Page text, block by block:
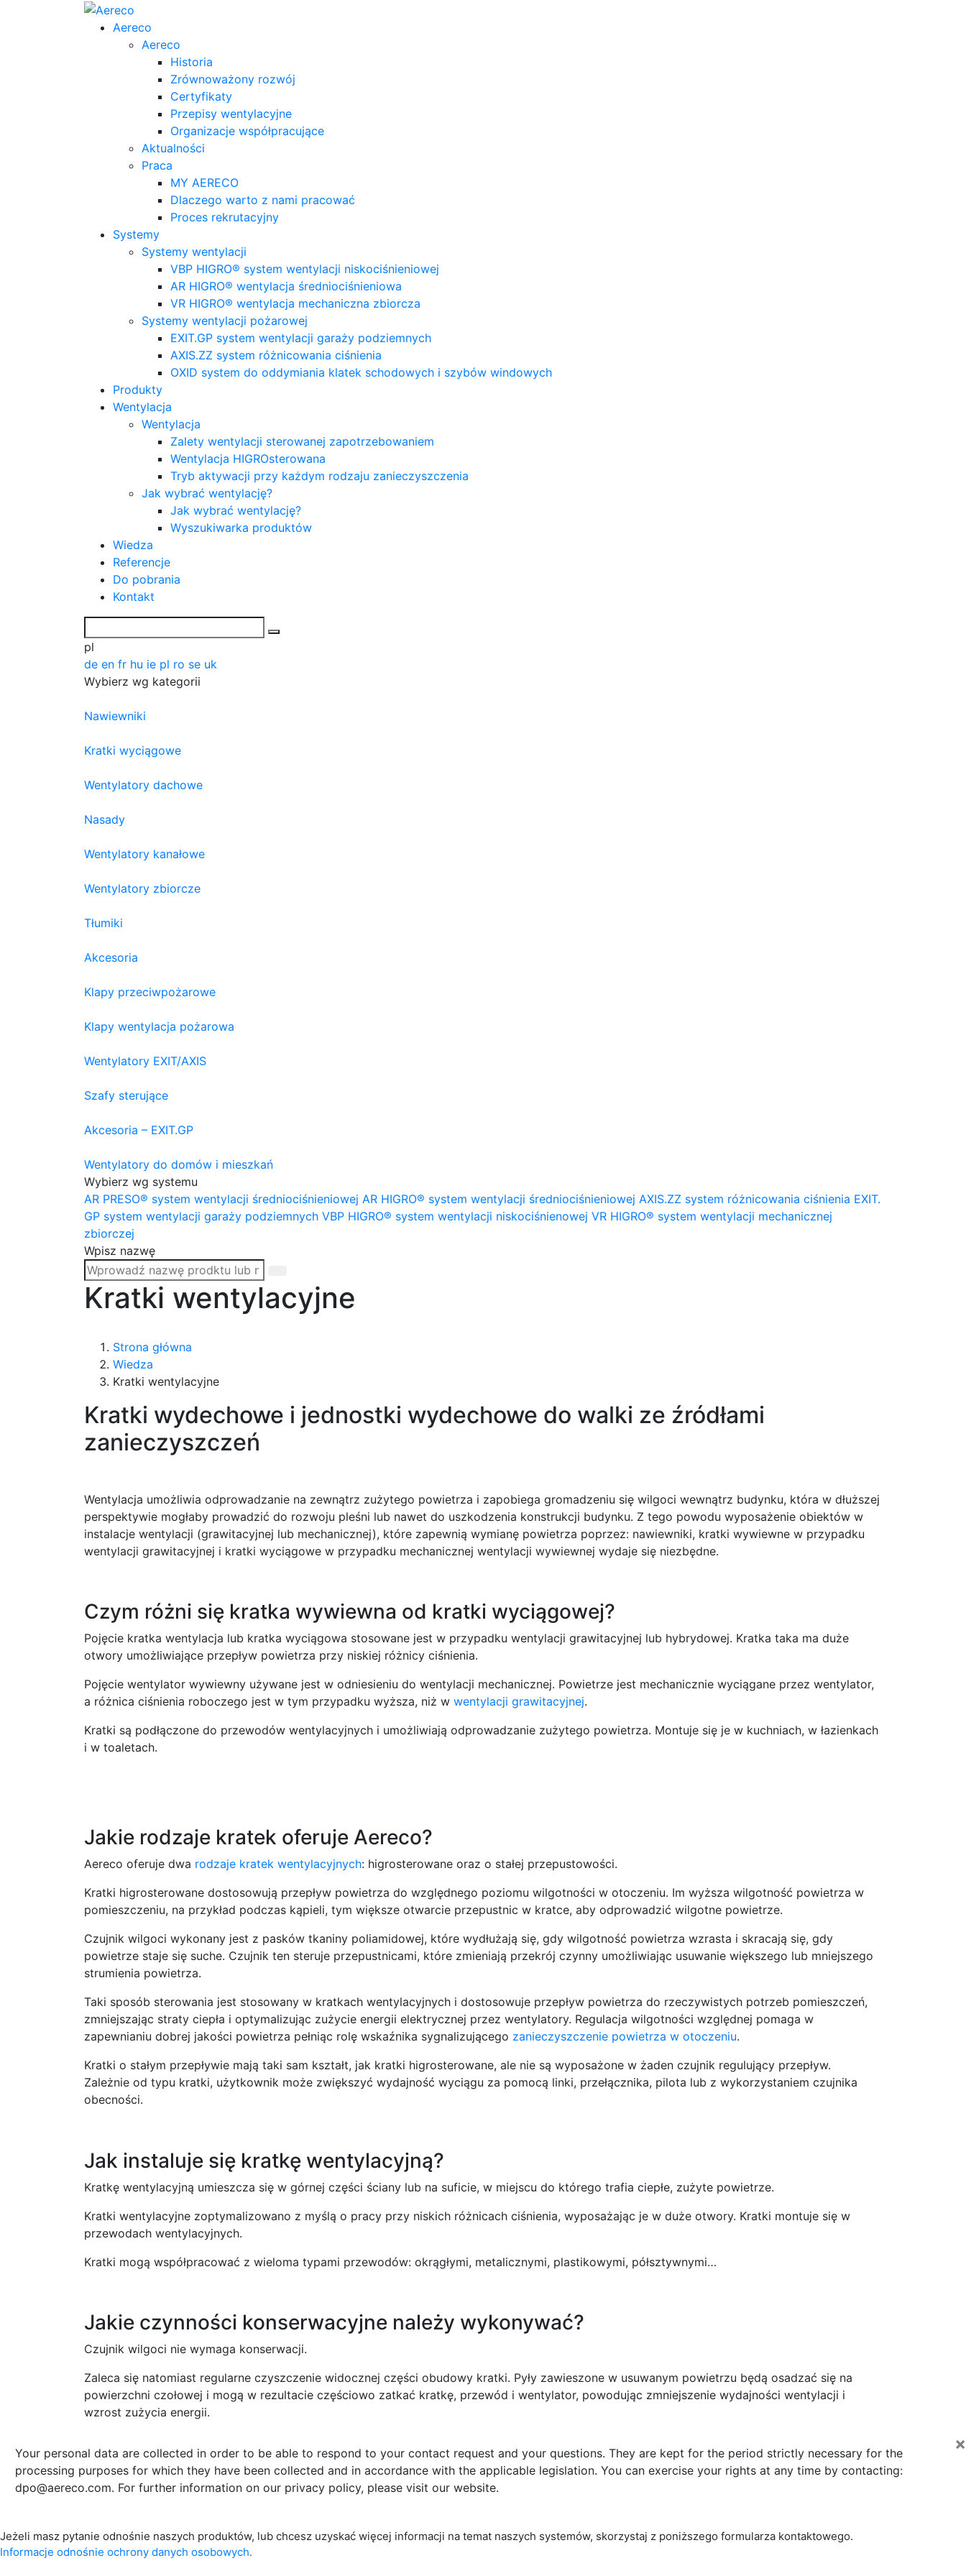
Aereco
Aereco
Historia
Zrównoważony rozwój
Certyfikaty
Przepisy wentylacyjne
Organizacje współpracujące
Aktualności
Praca
MY AERECO
Dlaczego warto z nami pracować
Proces rekrutacyjny
Systemy
Systemy wentylacji
VBP HIGRO® system wentylacji niskociśnieniowej
AR HIGRO® wentylacja średniociśnieniowa
VR HIGRO® wentylacja mechaniczna zbiorcza
Systemy wentylacji pożarowej
EXIT.GP system wentylacji garaży podziemnych
AXIS.ZZ system różnicowania ciśnienia
OXID system do oddymiania klatek schodowych i szybów windowych
Produkty
Wentylacja
Wentylacja
Zalety wentylacji sterowanej zapotrzebowaniem
Wentylacja HIGROsterowana
Tryb aktywacji przy każdym rodzaju zanieczyszczenia
Jak wybrać wentylację?
Jak wybrać wentylację?
Wyszukiwarka produktów
Wiedza
Referencje
Do pobrania
Kontakt
pl
de en fr hu ie pl ro se uk
Wybierz wg kategorii
Nawiewniki
Kratki wyciągowe
Wentylatory dachowe
Nasady
Wentylatory kanałowe
Wentylatory zbiorcze
Tłumiki
Akcesoria
Klapy przeciwpożarowe
Klapy wentylacja pożarowa
Wentylatory EXIT/AXIS
Szafy sterujące
Akcesoria – EXIT.GP
Wentylatory do domów i mieszkań
Wybierz wg systemu
AR PRESO® system wentylacji średniociśnieniowej AR HIGRO® system wentylacji średniociśnieniowej AXIS.ZZ system różnicowania ciśnienia EXIT.
GP system wentylacji garaży podziemnych VBP HIGRO® system wentylacji niskociśnienowej VR HIGRO® system wentylacji mechanicznej
zbiorczej
Wpisz nazwę
Kratki wentylacyjne
Strona główna
Wiedza
Kratki wentylacyjne
Kratki wydechowe i jednostki wydechowe do walki ze źródłami
zanieczyszczeń
Wentylacja umożliwia odprowadzanie na zewnątrz zużytego powietrza i zapobiega gromadzeniu się wilgoci wewnątrz budynku, która w dłuższej
perspektywie mogłaby prowadzić do rozwoju pleśni lub nawet do uszkodzenia konstrukcji budynku. Z tego powodu wyposażenie obiektów w
instalacje wentylacji (grawitacyjnej lub mechanicznej), które zapewnią wymianę powietrza poprzez: nawiewniki, kratki wywiewne w przypadku
wentylacji grawitacyjnej i kratki wyciągowe w przypadku mechanicznej wentylacji wywiewnej wydaje się niezbędne.
Czym różni się kratka wywiewna od kratki wyciągowej?
Pojęcie kratka wentylacja lub kratka wyciągowa stosowane jest w przypadku wentylacji grawitacyjnej lub hybrydowej. Kratka taka ma duże
otwory umożliwiające przepływ powietrza przy niskiej różnicy ciśnienia.
Pojęcie wentylator wywiewny używane jest w odniesieniu do wentylacji mechanicznej. Powietrze jest mechanicznie wyciągane przez wentylator,
a różnica ciśnienia roboczego jest w tym przypadku wyższa, niż w wentylacji grawitacyjnej.
Kratki są podłączone do przewodów wentylacyjnych i umożliwiają odprowadzanie zużytego powietrza. Montuje się je w kuchniach, w łazienkach
i w toaletach.
Jakie rodzaje kratek oferuje Aereco?
Aereco oferuje dwa rodzaje kratek wentylacyjnych: higrosterowane oraz o stałej przepustowości.
Kratki higrosterowane dostosowują przepływ powietrza do względnego poziomu wilgotności w otoczeniu. Im wyższa wilgotność powietrza w
pomieszczeniu, na przykład podczas kąpieli, tym większe otwarcie przepustnic w kratce, aby odprowadzić wilgotne powietrze.
Czujnik wilgoci wykonany jest z pasków tkaniny poliamidowej, które wydłużają się, gdy wilgotność powietrza wzrasta i skracają się, gdy
powietrze staje się suche. Czujnik ten steruje przepustnicami, które zmieniają przekrój czynny umożliwiając usuwanie większego lub mniejszego
strumienia powietrza.
Taki sposób sterowania jest stosowany w kratkach wentylacyjnych i dostosowuje przepływ powietrza do rzeczywistych potrzeb pomieszczeń,
zmniejszając straty ciepła i optymalizując zużycie energii elektrycznej przez wentylatory. Regulacja wilgotności względnej pomaga w
zapewnianiu dobrej jakości powietrza pełniąc rolę wskaźnika sygnalizującego zanieczyszczenie powietrza w otoczeniu.
Kratki o stałym przepływie mają taki sam kształt, jak kratki higrosterowane, ale nie są wyposażone w żaden czujnik regulujący przepływ.
Zależnie od typu kratki, użytkownik może zwiększyć wydajność wyciągu za pomocą linki, przełącznika, pilota lub z wykorzystaniem czujnika
obecności.
Jak instaluje się kratkę wentylacyjną?
Kratkę wentylacyjną umieszcza się w górnej części ściany lub na suficie, w miejscu do którego trafia ciepłe, zużyte powietrze.
Kratki wentylacyjne zoptymalizowano z myślą o pracy przy niskich różnicach ciśnienia, wyposażając je w duże otwory. Kratki montuje się w
przewodach wentylacyjnych.
Kratki mogą współpracować z wieloma typami przewodów: okrągłymi, metalicznymi, plastikowymi, półsztywnymi…
Jakie czynności konserwacyjne należy wykonywać?
Czujnik wilgoci nie wymaga konserwacji.
Zaleca się natomiast regularne czyszczenie widocznej części obudowy kratki. Pyły zawieszone w usuwanym powietrzu będą osadzać się na
powierzchni czołowej i mogą w rezultacie częściowo zatkać kratkę, przewód i wentylator, powodując zmniejszenie wydajności wentylacji i
wzrost zużycia energii.
×
Your personal data are collected in order to be able to respond to your contact request and your questions. They are kept for the period strictly necessary for the
processing purposes for which they have been collected and in accordance with the applicable legislation. You can exercise your rights at any time by contacting:
dpo@aereco.com. For further information on our privacy policy, please visit our website.
Jeżeli masz pytanie odnośnie naszych produktów, lub chcesz uzyskać więcej informacji na temat naszych systemów, skorzystaj z poniższego formularza kontaktowego.
Informacje odnośnie ochrony danych osobowych.